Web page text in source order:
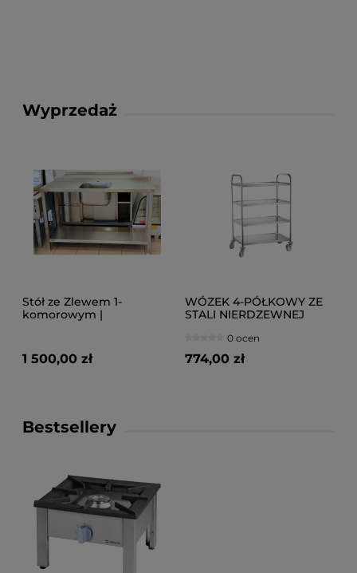
Wyprzedaż
Stół ze Zlewem 1-
komorowym |
1 500,00 zł
WÓZEK 4-PÓŁKOWY ZE
STALI NIERDZEWNEJ
0 ocen
774,00 zł
Bestsellery